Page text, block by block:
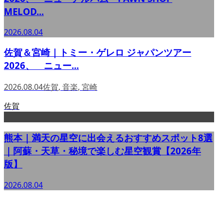
MELOD...
2026.08.04
佐賀＆宮崎｜トミー・ゲレロ ジャパンツアー
2026、 ニュー...
2026.08.04佐賀, 音楽, 宮崎
佐賀
熊本｜満天の星空に出会えるおすすめスポット8選
｜阿蘇・天草・秘境で楽しむ星空観賞【2026年
版】
2026.08.04